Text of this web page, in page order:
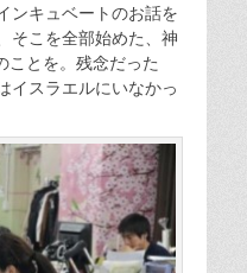
ンキュベートのお話を
そこを全部始めた、神
ことを。残念だった
イスラエルにいなかっ